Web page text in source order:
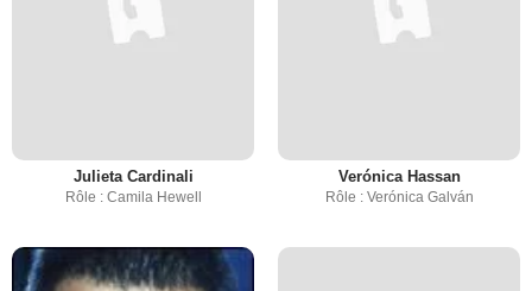
Julieta Cardinali
Rôle : Camila Hewell
Verónica Hassan
Rôle : Verónica Galván